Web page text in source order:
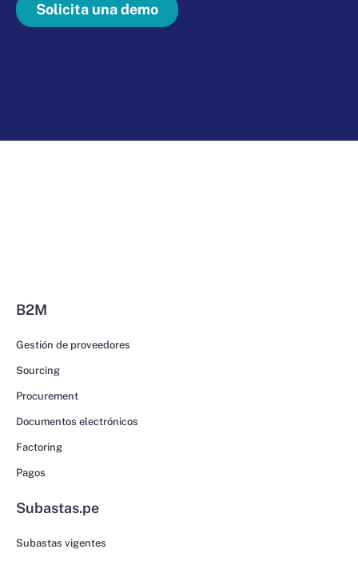
Solicita una demo
B2M
Gestión de proveedores
Sourcing
Procurement
Documentos electrónicos
Factoring
Pagos
Subastas.pe
Subastas vigentes